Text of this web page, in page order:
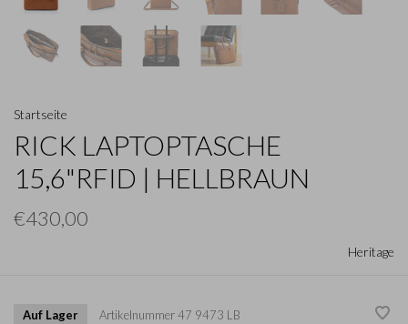
Startseite
RICK LAPTOPTASCHE
15,6"RFID | HELLBRAUN
€430,00
Heritage
Auf Lager Artikelnummer47 9473 LB